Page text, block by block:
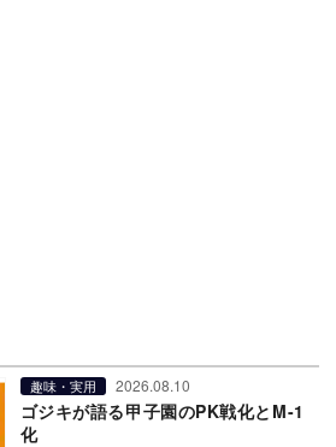
趣味・実用 2026.08.10
ゴジキが語る甲子園のPK戦化とM-1
化